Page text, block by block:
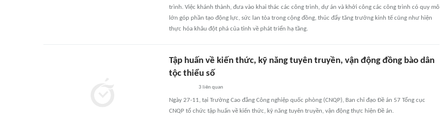
trình. Việc khánh thành, đưa vào khai thác các công trình, dự án và khởi công các công trình có quy mô
lớn góp phần tạo động lực, sức lan tỏa trong cộng đồng, thúc đẩy tăng trưởng kinh tế cũng như hiện
thực hóa khâu đột phá của tỉnh về phát triển hạ tầng.
Tập huấn về kiến thức, kỹ năng tuyên truyền, vận động đồng bào dân
tộc thiểu số
3 liên quan
Ngày 27-11, tại Trường Cao đẳng Công nghiệp quốc phòng (CNQP), Ban chỉ đạo Đề án 57 Tổng cục
CNQP tổ chức tập huấn về kiến thức, kỹ năng tuyên truyền, vận động thực hiện Đề án.